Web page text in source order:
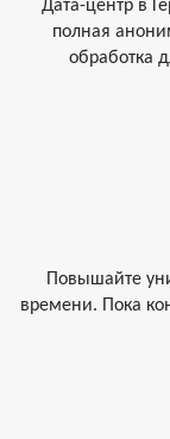
Дата-центр в
полная
обработка
Повышайте
времени. Пока